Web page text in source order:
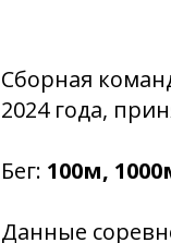
Сборная
2024 года,
Бег: 100м,
Данные